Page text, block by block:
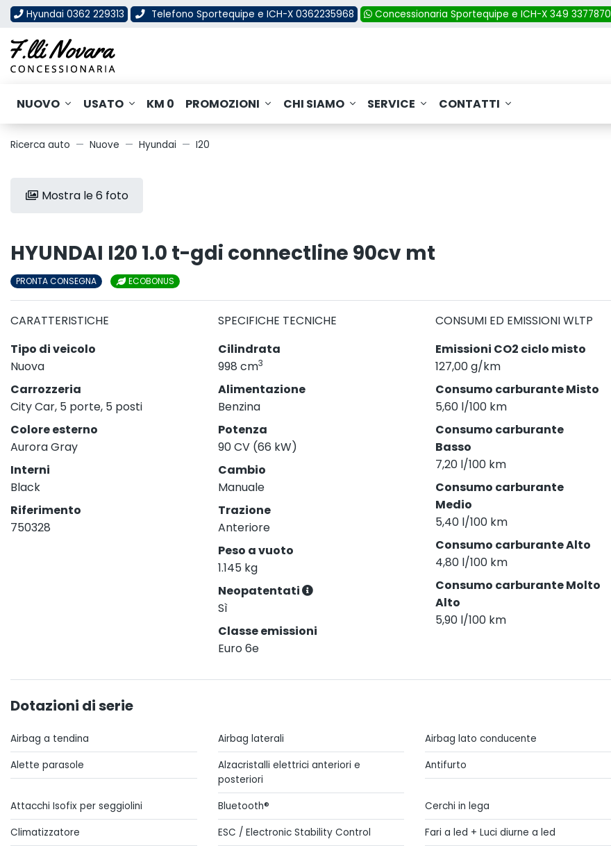
Hyundai 0362 229313 Telefono Sportequipe e ICH-X 0362235968 Concessionaria Sportequipe e ICH-X 349 3377870
NUOVO USATO KM 0 PROMOZIONI CHI SIAMO SERVICE CONTATTI
Ricerca auto Nuove Hyundai I20
Mostra le 6 foto
HYUNDAI I20 1.0 t-gdi connectline 90cv mt
PRONTA CONSEGNA ECOBONUS
CARATTERISTICHE
Tipo di veicolo
Nuova
Carrozzeria
City Car, 5 porte, 5 posti
Colore esterno
Aurora Gray
Interni
Black
Riferimento
750328
SPECIFICHE TECNICHE
Cilindrata
998 cm3
Alimentazione
Benzina
Potenza
90 CV (66 kW)
Cambio
Manuale
Trazione
Anteriore
Peso a vuoto
1.145 kg
Neopatentati
Sì
Classe emissioni
Euro 6e
CONSUMI ED EMISSIONI WLTP
Emissioni CO2 ciclo misto
127,00 g/km
Consumo carburante Misto
5,60 l/100 km
Consumo carburante
Basso
7,20 l/100 km
Consumo carburante
Medio
5,40 l/100 km
Consumo carburante Alto
4,80 l/100 km
Consumo carburante Molto
Alto
5,90 l/100 km
Dotazioni di serie
Airbag a tendina Airbag laterali
Airbag lato conducente
Alette parasole
Alzacristalli elettrici anteriori e
posteriori
Antifurto
Attacchi Isofix per seggiolini Bluetooth®
Cerchi in lega
Climatizzatore
ESC / Electronic Stability Control
Fari a led + Luci diurne a led